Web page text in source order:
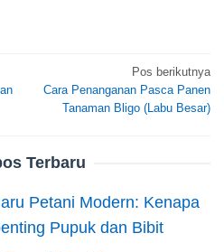
Pos berikutnya
Cara Penanganan Pasca Panen
Tanaman Bligo (Labu Besar)
Terbaru
Petani Modern: Kenapa
Pupuk dan Bibit